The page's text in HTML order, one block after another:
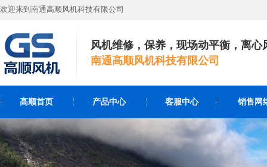
欢迎来到南通高顺风机科技有限公司
风机维修，保养，现场动平衡，离心
南通高顺风机科技有限公司
高顺首页 产品中心 客服中心 销售网